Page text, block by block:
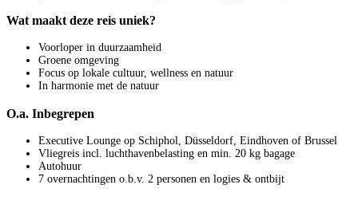
Wat maakt deze reis uniek?
Voorloper in duurzaamheid
Groene omgeving
Focus op lokale cultuur, wellness en natuur
In harmonie met de natuur
O.a. Inbegrepen
Executive Lounge op Schiphol, Düsseldorf, Eindhoven of Brussel
Vliegreis incl. luchthavenbelasting en min. 20 kg bagage
Autohuur
7 overnachtingen o.b.v. 2 personen en logies & ontbijt